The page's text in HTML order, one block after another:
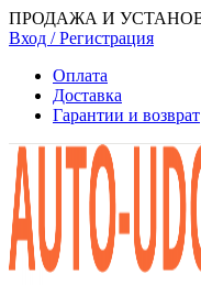
ПРОДАЖА И
Вход / Регистрация
Оплата
Доставка
Гарантии и возврат